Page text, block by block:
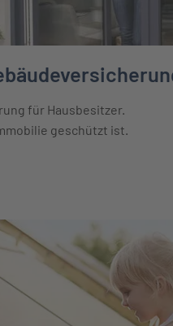
für Hausbesitzer.
geschützt ist.
Wohngebäudeversicherung